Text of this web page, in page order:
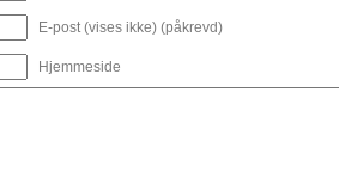
E-post (vises ikke) (påkrevd)
Hjemmeside